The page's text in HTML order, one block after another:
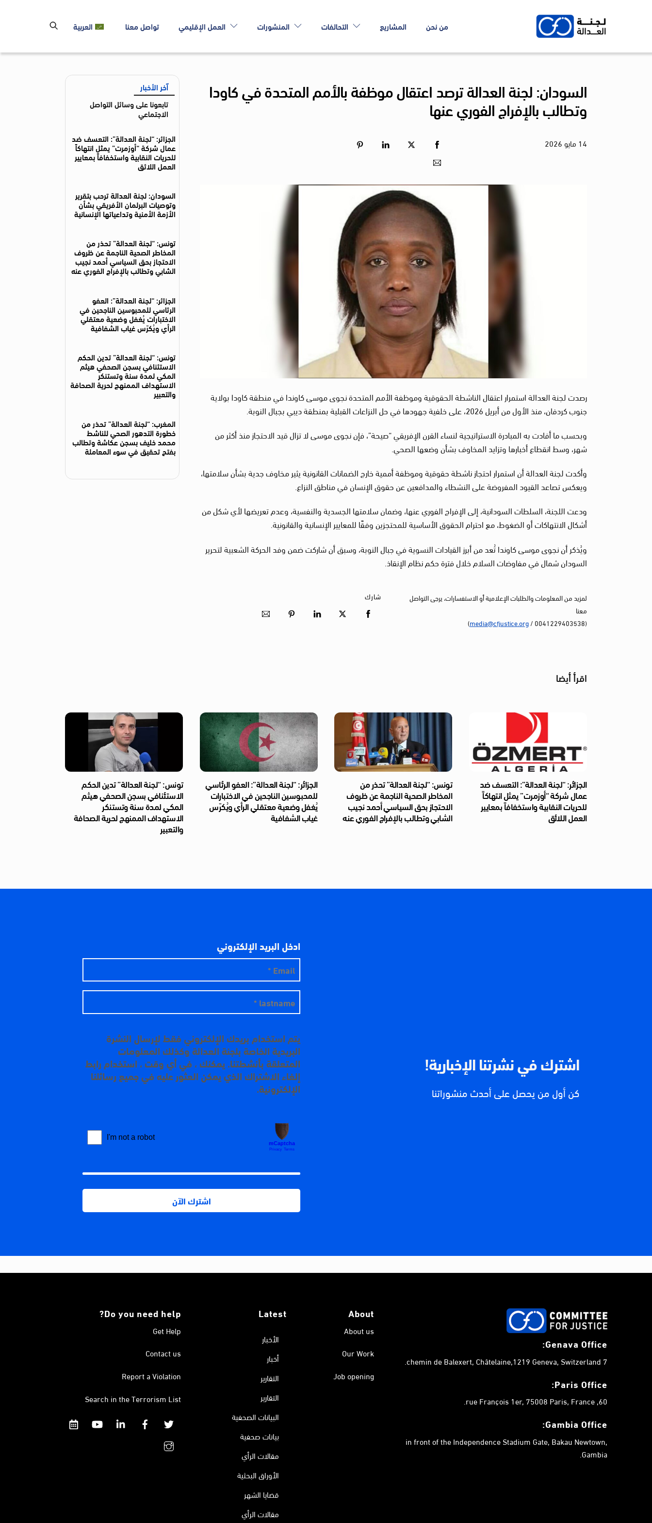
من نحن المشاريع التحالفات المنشورات العمل الإقليمي تواصل معنا العربية
السودان: لجنة العدالة ترصد اعتقال موظفة بالأمم المتحدة في كاودا
وتطالب بالإفراج الفوري عنها
14 مايو 2026
رصدت لجنة العدالة استمرار اعتقال الناشطة الحقوقية وموظفة الأمم المتحدة نجوى موسى كاوندا في منطقة كاودا بولاية
جنوب كردفان، منذ الأول من أبريل 2026، على خلفية جهودها في حل النزاعات القبلية بمنطقة ديبي بجبال النوبة.
وبحسب ما أفادت به المبادرة الاستراتيجية لنساء القرن الإفريقي “صيحة”، فإن نجوى موسى لا تزال قيد الاحتجاز منذ أكثر من
شهر، وسط انقطاع أخبارها وتزايد المخاوف بشأن وضعها الصحي.
وأكدت لجنة العدالة أن استمرار احتجاز ناشطة حقوقية وموظفة أممية خارج الضمانات القانونية يثير مخاوف جدية بشأن سلامتها،
ويعكس تصاعد القيود المفروضة على النشطاء والمدافعين عن حقوق الإنسان في مناطق النزاع.
ودعت اللجنة، السلطات السودانية، إلى الإفراج الفوري عنها، وضمان سلامتها الجسدية والنفسية، وعدم تعريضها لأي شكل من
أشكال الانتهاكات أو الضغوط، مع احترام الحقوق الأساسية للمحتجزين وفقًا للمعايير الإنسانية والقانونية.
ويُذكر أن نجوى موسى كاوندا تُعد من أبرز القيادات النسوية في جبال النوبة، وسبق أن شاركت ضمن وفد الحركة الشعبية لتحرير
السودان شمال في مفاوضات السلام خلال فترة حكم نظام الإنقاذ.
لمزيد من المعلومات والطلبات الإعلامية أو الاستفسارات، يرجى التواصل
معنا
(0041229403538 /
media@cfjustice.org
)
شارك
آخر الأخبار
تابعونا على وسائل التواصل
الاجتماعي
الجزائر: “لجنة العدالة”: التعسف ضد
عمال شركة “أوزمرت” يمثل انتهاكاً
للحريات النقابية واستخفافاً بمعايير
العمل اللائق
السودان: لجنة العدالة ترحب بتقرير
وتوصيات البرلمان الأفريقي بشأن
الأزمة الأمنية وتداعياتها الإنسانية
تونس: “لجنة العدالة” تحذر من
المخاطر الصحية الناجمة عن ظروف
الاحتجاز بحق السياسي أحمد نجيب
الشابي وتطالب بالإفراج الفوري عنه
الجزائر: “لجنة العدالة”: العفو
الرئاسي للمحبوسين الناجحين في
الاختبارات يُغفل وضعية معتقلي
الرأي ويُكرّس غياب الشفافية
تونس: “لجنة العدالة” تدين الحكم
الاستئنافي بسجن الصحفي هيثم
المكي لمدة سنة وتستنكر
الاستهداف الممنهج لحرية الصحافة
والتعبير
المغرب: “لجنة العدالة” تحذر من
خطورة التدهور الصحي للناشط
محمد خليف بسجن عكاشة وتطالب
بفتح تحقيق في سوء المعاملة
اقرأ أيضا
الجزائر: “لجنة العدالة”: التعسف ضد
عمال شركة “أوزمرت” يمثل انتهاكاً
للحريات النقابية واستخفافاً بمعايير
العمل اللائق
تونس: “لجنة العدالة” تحذر من
المخاطر الصحية الناجمة عن ظروف
الاحتجاز بحق السياسي أحمد نجيب
الشابي وتطالب بالإفراج الفوري عنه
الجزائر: “لجنة العدالة”: العفو الرئاسي
للمحبوسين الناجحين في الاختبارات
يُغفل وضعية معتقلي الرأي ويُكرّس
غياب الشفافية
تونس: “لجنة العدالة” تدين الحكم
الاستئنافي بسجن الصحفي هيثم
المكي لمدة سنة وتستنكر
الاستهداف الممنهج لحرية الصحافة
والتعبير
اشترك في نشرتنا الإخبارية!
كن أول من يحصل على أحدث منشوراتنا
ادخل البريد الإلكتروني
يتم استخدام بريدك الإلكتروني فقط لإرسال النشرة
البريدية الخاصة بلجنة العدالة وكذلك المعلومات
المتعلقة بأنشطتنا. يمكنك ، في أي وقت ، استخدام رابط
إلغاء الاشتراك الذي يمكن العثور عليه في جميع رسائلنا
الإلكترونية.
Genava Office:
7 chemin de Balexert, Châtelaine,1219 Geneva, Switzerland.
Paris Office:
60, rue François 1er, 75008 Paris, France.
Gambia Office:
in front of the Independence Stadium Gate, Bakau Newtown,
Gambia.
About
About us
Our Work
Job opening
Latest
الأخبار
أخبار
التقارير
التقارير
البيانات الصحفية
بيانات صحفية
مقالات الرأي
الأوراق البحثية
قضايا الشهر
مقالات الرأي
Do you need help?
Get Help
Contact us
Report a Violation
Search in the Terrorism List
Twitter
Facebook
Linkedin
YouTube